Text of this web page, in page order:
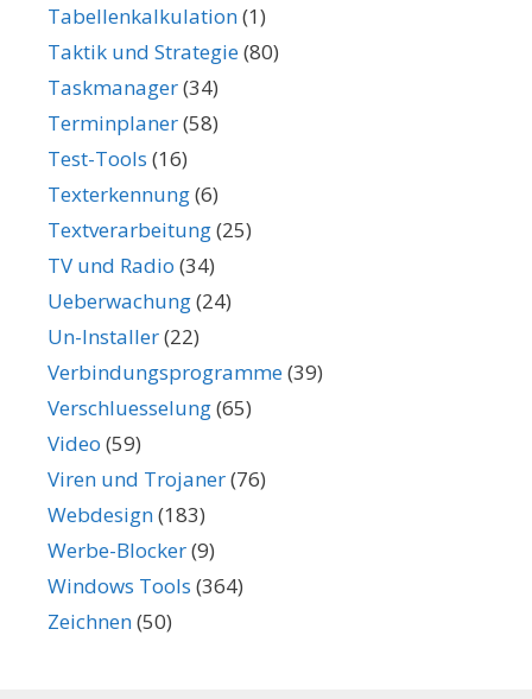
Tabellenkalkulation(1)
Taktik und Strategie(80)
Taskmanager(34)
Terminplaner(58)
Test-Tools (16)
Texterkennung(6)
Textverarbeitung(25)
TV und Radio (34)
Ueberwachung(24)
Un-Installer(22)
Verbindungsprogramme(39)
Verschluesselung(65)
Video (59)
Viren und Trojaner(76)
Webdesign(183)
Werbe-Blocker(9)
Windows Tools (364)
Zeichnen(50)